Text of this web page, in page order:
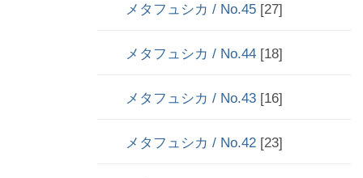
メタフュシカ / No.45 [27]
メタフュシカ / No.44 [18]
メタフュシカ / No.43 [16]
メタフュシカ / No.42 [23]